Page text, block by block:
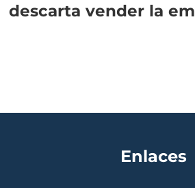
descarta vender la
Enlaces